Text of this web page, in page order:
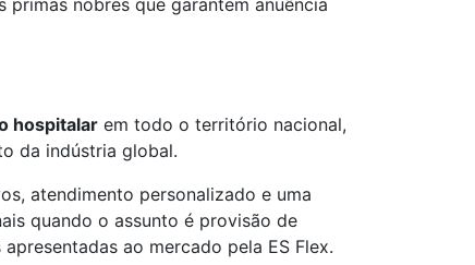
hospitalar em todo o território nacional,
da indústria global.
atendimento personalizado e uma
quando o assunto é provisão de
ao mercado pela ES Flex.